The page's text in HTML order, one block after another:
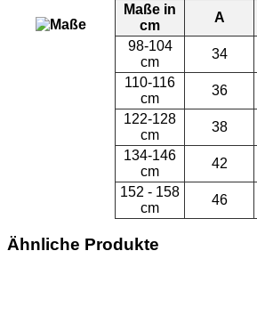
Maße in
cm
A
98-104
cm
34
110-116
cm
36
122-128
cm
38
134-146
cm
42
152 - 158
cm
46
Ähnliche Produkte